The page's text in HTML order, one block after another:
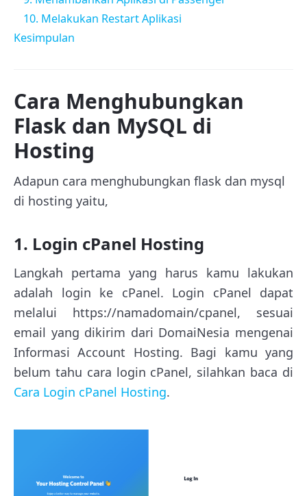
10. Melakukan Restart Aplikasi
Kesimpulan
Cara Menghubungkan
Flask dan MySQL di
Hosting
Adapun cara menghubungkan flask dan mysql
di hosting yaitu,
1. Login cPanel Hosting
Langkah pertama yang harus kamu lakukan
adalah login ke cPanel. Login cPanel dapat
melalui https://namadomain/cpanel, sesuai
email yang dikirim dari DomaiNesia mengenai
Informasi Account Hosting. Bagi kamu yang
belum tahu cara login cPanel, silahkan baca di
Cara Login cPanel Hosting.